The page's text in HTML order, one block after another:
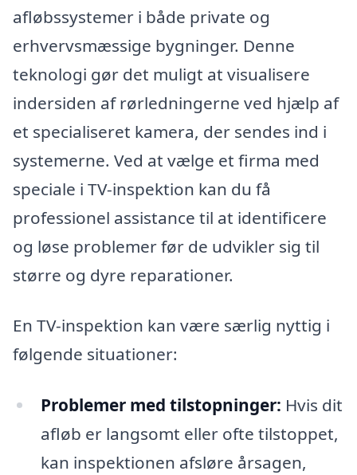
afløbssystemer i både private og
erhvervsmæssige bygninger. Denne
teknologi gør det muligt at visualisere
indersiden af rørledningerne ved hjælp af
et specialiseret kamera, der sendes ind i
systemerne. Ved at vælge et firma med
speciale i TV-inspektion kan du få
professionel assistance til at identificere
og løse problemer før de udvikler sig til
større og dyre reparationer.
En TV-inspektion kan være særlig nyttig i
følgende situationer:
Problemer med tilstopninger: Hvis dit
afløb er langsomt eller ofte tilstoppet,
kan inspektionen afsløre årsagen,